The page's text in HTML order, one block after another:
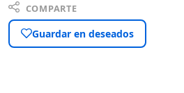
COMPARTE
Guardar en deseados